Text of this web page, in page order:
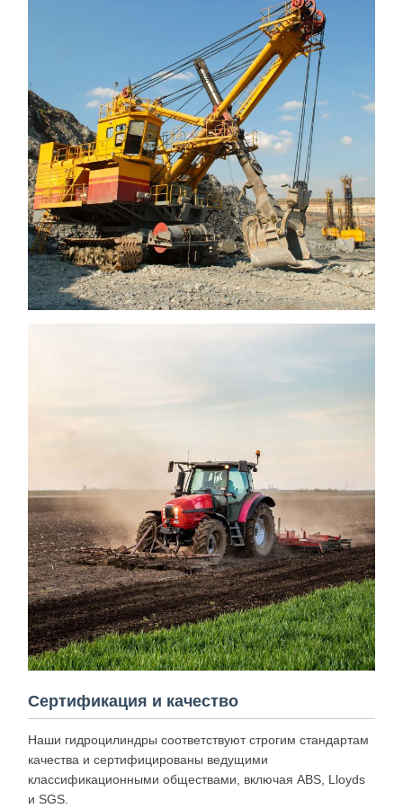
Сертификация и качество
Наши гидроцилиндры соответствуют строгим стандартам
качества и сертифицированы ведущими
классификационными обществами, включая ABS, Lloyds
и SGS.